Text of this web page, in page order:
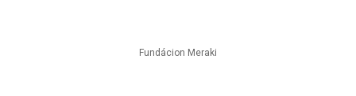
Fundácion Meraki